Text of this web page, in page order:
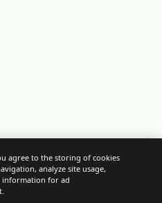
agree to the storing of cookies
analyze site usage,
for ad